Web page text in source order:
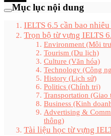
Mục lục nội dung
IELTS 6.5 cần bao
Trọn bộ từ vựng IELTS
Environment (Môi
Tourism (Du lịch)
Culture (Văn hóa)
Technology (Công
History (Lịch sử)
Politics (Chính trị)
Transportation (Giao
Business (Kinh
Advertising &
thông)
Tài liệu học từ vựng